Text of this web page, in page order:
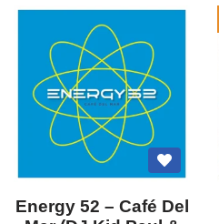
Energy 52 ‎– Café Del